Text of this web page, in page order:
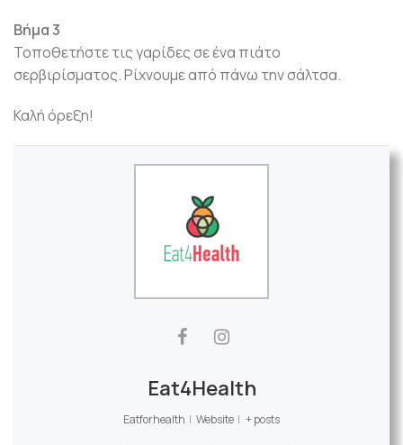
Βήμα 3
Τοποθετήστε τις γαρίδες σε ένα πιάτο
σερβιρίσματος. Ρίχνουμε από πάνω την σάλτσα.
Καλή όρεξη!
Eat4Health
Eatforhealth | Website | + posts